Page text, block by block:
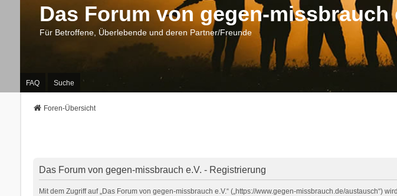
Das Forum von gegen-missbrauch
Für Betroffene, Überlebende und deren Partner/Freunde
FAQ Suche
Foren-Übersicht
Das Forum von gegen-missbrauch e.V. - Registrierung
Mit dem Zugriff auf „Das Forum von gegen-missbrauch e.V.“ („https://www.gegen-missbrauch.de/austausch“)